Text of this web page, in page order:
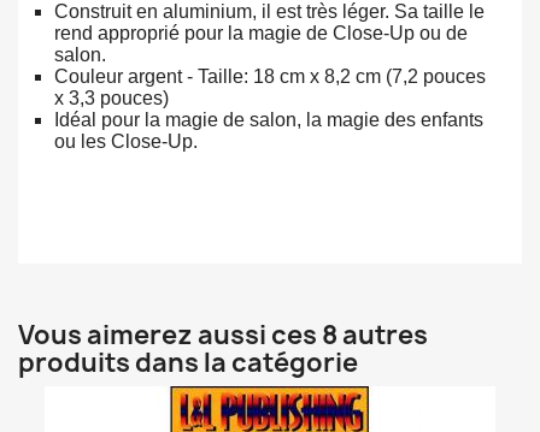
Construit en aluminium, il est très léger. Sa taille le
rend approprié pour la magie de Close-Up ou de
salon.
Couleur argent - Taille: 18 cm x 8,2 cm (7,2 pouces
x 3,3 pouces)
Idéal pour la magie de salon, la magie des enfants
ou les Close-Up.
Vous aimerez aussi ces 8 autres
produits dans la catégorie